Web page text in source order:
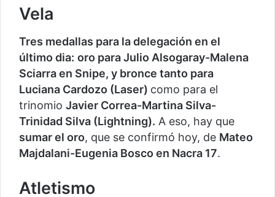
Vela
Tres medallas para la delegación en el
último dia: oro para Julio Alsogaray-Malena
Sciarra en Snipe, y bronce tanto para
Luciana Cardozo (Laser) como para el
trinomio Javier Correa-Martina Silva-
Trinidad Silva (Lightning). A eso, hay que
sumar el oro, que se confirmó hoy, de Mateo
Majdalani-Eugenia Bosco en Nacra 17.
Atletismo